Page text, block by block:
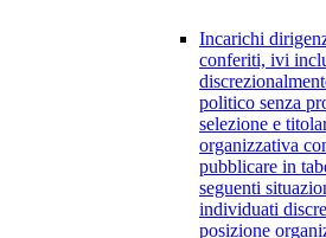
Incarichi
conferiti, ivi
politico senza
selezione e
organizzativa
pubblicare in
seguenti
individuati
posizione